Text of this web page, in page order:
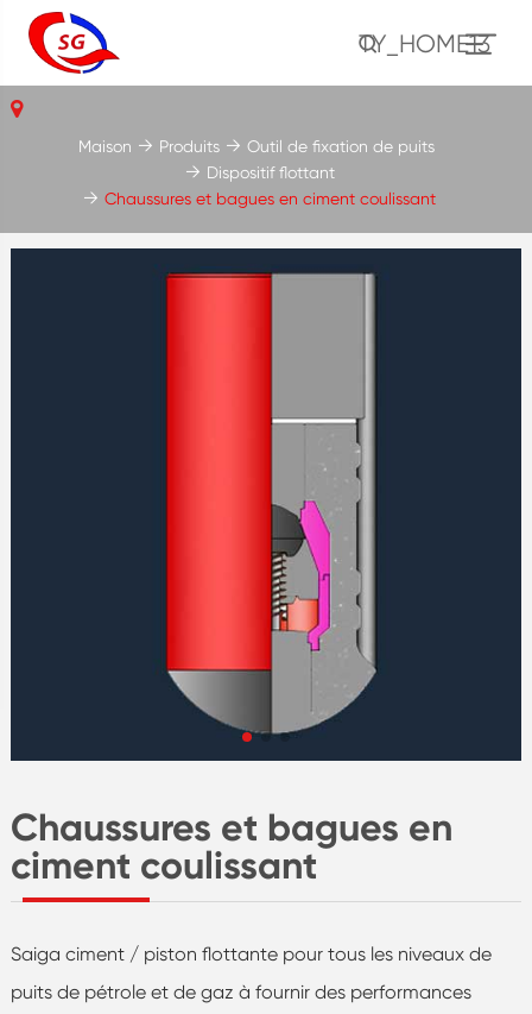
TY_HOME13
Chaussures et bagues en
ciment coulissant
Saiga ciment / piston flottante pour tous les niveaux de
puits de pétrole et de gaz à fournir des performances
Maison Produits
Outil de fixation de puits
Dispositif flottant
Chaussures et bagues en ciment coulissant